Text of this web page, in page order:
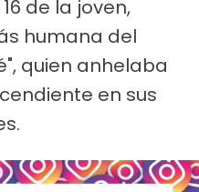
de la joven,
humana del
quien anhelaba
en sus